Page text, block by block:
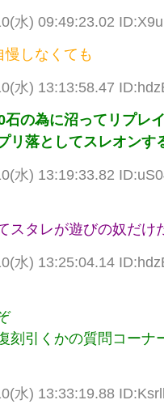
水) 09:49:23.02
慢しなくても
水) 13:13:58.47
の為に沼ってリプレ
リ落としてスレオン
水) 13:19:33.82
スタレが遊びの奴だけ
水) 13:25:04.14
刻引くかの質問コーナ
水) 13:33:19.88